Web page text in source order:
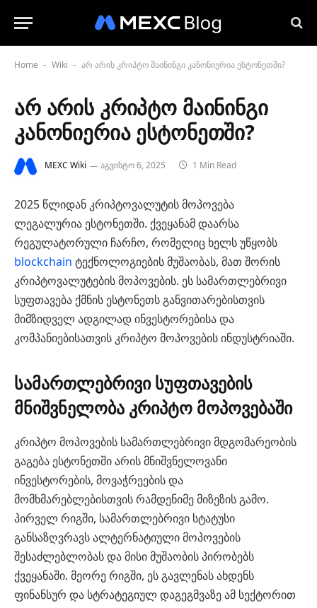
Home - Wiki - არ არის კრიპტო მაინინგი კანონიერია ესტონეთში?
არ არის კრიპტო მაინინგი
კანონიერია ესტონეთში?
MEXC Wiki აგვისტო 6, 2025 1 Min Read
2025 წლიდან კრიპტოვალუტის მოპოვება
ლეგალურია ესტონეთში. ქვეყანამ დაარსა
რეგულატორული ჩარჩო, რომელიც ხელს უწყობს
blockchain ტექნოლოგიების მუშაობას, მათ შორის
კრიპტოვალუტების მოპოვების. ეს სამართლებრივი
სუფთავება ქმნის ესტონეთს განვითარებისთვის
მიმზიდველ ადგილად ინვესტორებისა და
კომპანიებისათვის კრიპტო მოპოვების ინდუსტრიაში.
სამართლებრივი სუფთავების
მნიშვნელობა კრიპტო მოპოვებაში
კრიპტო მოპოვების სამართლებრივი მდგომარეობის
გაგება ესტონეთში არის მნიშვნელოვანი
ინვესტორების, მოვაჭრეების და
მომხმარებლებისთვის რამდენიმე მიზეზის გამო.
პირველ რიგში, სამართლებრივი სტატუსი
განსაზღვრავს ალტერნატიული მოპოვების
შესაძლებლობას და მისი მუშაობის პირობებს
ქვეყანაში. მეორე რიგში, ეს გავლენას ახდენს
ფინანსურ და სტრატეგიულ დაგეგმვაზე ამ სექტორით